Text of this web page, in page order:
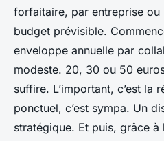
forfaitaire, par entreprise ou
budget prévisible.
enveloppe annuelle par
modeste. 20, 30 ou 50
suffire. L’important, c’est la
ponctuel, c’est sympa. Un
stratégique. Et puis, grâce à